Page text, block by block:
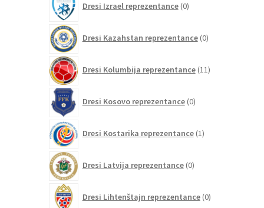
Dresi Izrael reprezentance 0izdelkov
Dresi Kazahstan reprezentance 0izdelkov
Dresi Kolumbija reprezentance 11izdelkov
Dresi Kosovo reprezentance 0izdelkov
Dresi Kostarika reprezentance 1izdelek
Dresi Latvija reprezentance 0izdelkov
Dresi Lihtenštajn reprezentance 0izdelkov